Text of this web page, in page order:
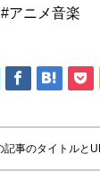
アニメ音楽
記事のタイトルと